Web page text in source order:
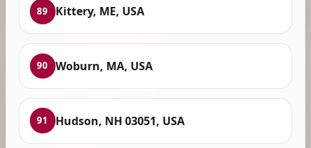
89 Kittery, ME, USA
90 Woburn, MA, USA
91 Hudson, NH 03051, USA